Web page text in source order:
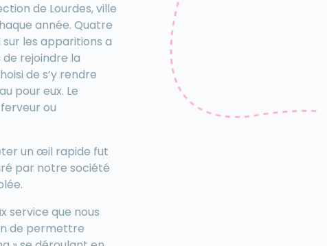
de Lourdes, ville
année. Quatre
sur les apparitions a
rejoindre la
de s’y rendre
pour eux. Le
ou
un œil rapide fut
par notre société
service que nous
de permettre